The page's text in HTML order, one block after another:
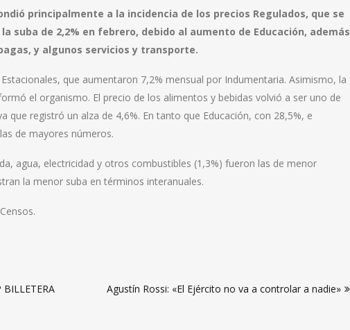
principalmente a la incidencia de los precios Regulados, que se
suba de 2,2% en febrero, debido al aumento de Educación, además
y algunos servicios y transporte.
que aumentaron 7,2% mensual por Indumentaria. Asimismo, la
el organismo. El precio de los alimentos y bebidas volvió a ser uno de
que registró un alza de 4,6%. En tanto que Educación, con 28,5%, e
de mayores números.
agua, electricidad y otros combustibles (1,3%) fueron las de menor
la menor suba en términos interanuales.
BILLETERA
Agustín Rossi: «El Ejército no va a controlar a nadie»